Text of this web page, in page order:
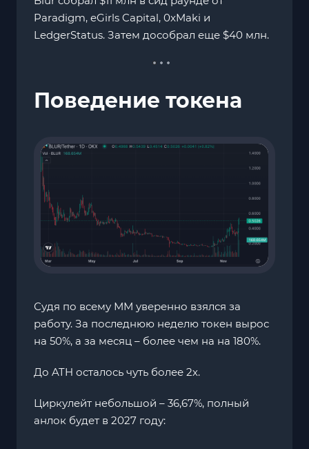
Paradigm, eGirls Capital, 0xMaki и
LedgerStatus. Затем дособрал еще $40 млн.
Поведение токена
Судя по всему ММ уверенно взялся за
работу. За последнюю неделю токен вырос
на 50%, а за месяц – более чем на на 180%.
До ATH осталось чуть более 2х.
Циркулейт небольшой – 36,67%, полный
анлок будет в 2027 году: